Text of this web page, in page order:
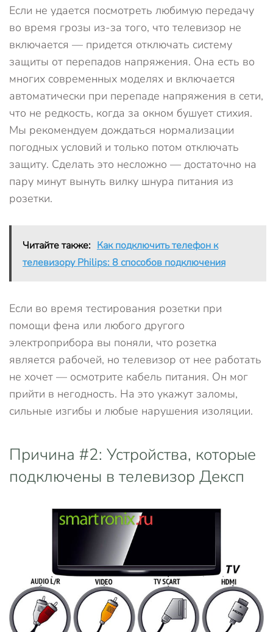
Если не удается посмотреть любимую передачу
во время грозы из-за того, что телевизор не
включается — придется отключать систему
защиты от перепадов напряжения. Она есть во
многих современных моделях и включается
автоматически при перепаде напряжения в сети,
что не редкость, когда за окном бушует стихия.
Мы рекомендуем дождаться нормализации
погодных условий и только потом отключать
защиту. Сделать это несложно — достаточно на
пару минут вынуть вилку шнура питания из
розетки.
Читайте также: Как подключить телефон к
телевизору Philips: 8 способов подключения
Если во время тестирования розетки при
помощи фена или любого другого
электроприбора вы поняли, что розетка
является рабочей, но телевизор от нее работать
не хочет — осмотрите кабель питания. Он мог
прийти в негодность. На это укажут заломы,
сильные изгибы и любые нарушения изоляции.
Причина #2: Устройства, которые
подключены в телевизор Дексп